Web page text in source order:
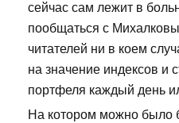
сейчас сам лежит в
пообщаться с
читателей ни в коем
на значение индексов и
портфеля каждый день
На котором можно было